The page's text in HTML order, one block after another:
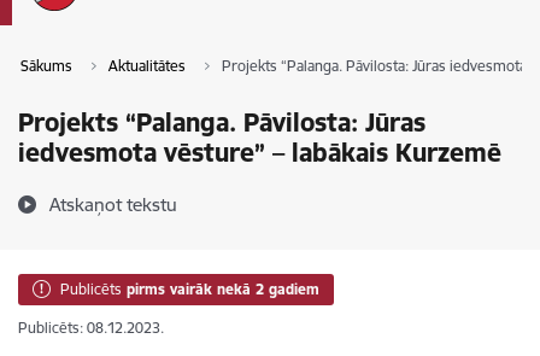
Sākums Aktualitātes Projekts “Palanga. Pāvilosta: Jūras iedvesmota
Projekts “Palanga. Pāvilosta: Jūras
iedvesmota vēsture” – labākais Kurzemē
Atskaņot tekstu
Publicēts pirms vairāk nekā 2 gadiem
Publicēts: 08.12.2023.